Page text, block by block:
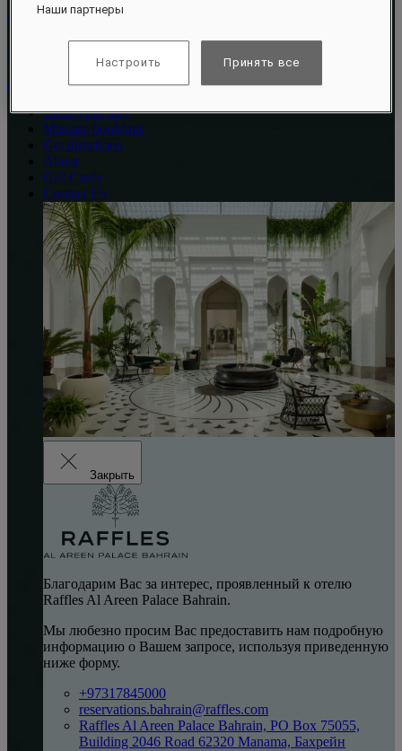
Road 62320
Manama
Bahrain
Book your stay
Manage bookings
Get directions
About
Gift Cards
Contact Us
Закрыть
Благодарим Вас за интерес, проявленный к отелю
Raffles Al Areen Palace Bahrain.
Мы любезно просим Вас предоставить нам подробную
информацию о Вашем запросе, используя приведенную
ниже форму.
+97317845000
reservations.bahrain@raffles.com
Raffles Al Areen Palace Bahrain, PO Box 75055,
Building 2046 Road 62320 Manama, Бахрейн
Наши партнеры
Настроить Принять все